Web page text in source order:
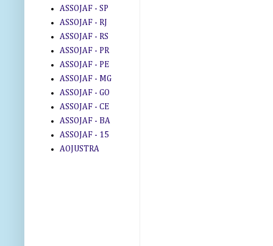
ASSOJAF - SP
ASSOJAF - RJ
ASSOJAF - RS
ASSOJAF - PR
ASSOJAF - PE
ASSOJAF - MG
ASSOJAF - GO
ASSOJAF - CE
ASSOJAF - BA
ASSOJAF - 15
AOJUSTRA